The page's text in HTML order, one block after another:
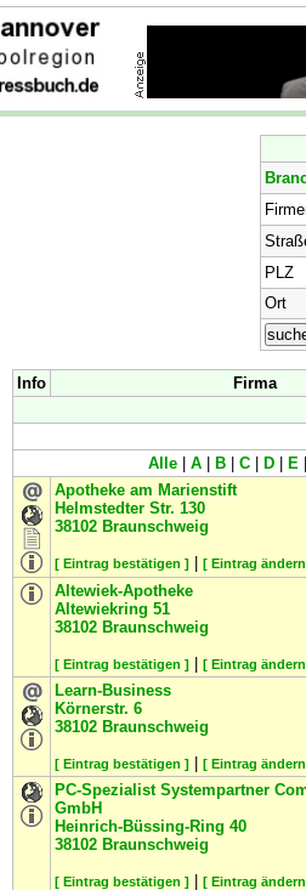
PLZ
Ort
Info Firma
Alle A B C D E
Apotheke am Marienstift
Helmstedter Str. 130
38102 Braunschweig
[ Eintrag bestätigen ] [ Eintrag
Altewiek-Apotheke
Altewiekring 51
38102 Braunschweig
[ Eintrag bestätigen ] [ Eintrag
Learn-Business
Körnerstr. 6
38102 Braunschweig
[ Eintrag bestätigen ] [ Eintrag
PC-Spezialist Systempartner
GmbH
Heinrich-Büssing-Ring 40
38102 Braunschweig
[ Eintrag bestätigen ] [ Eintrag